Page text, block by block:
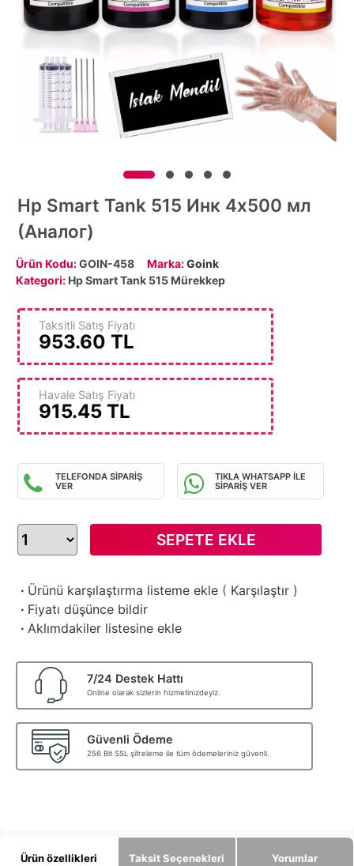
Hp Smart Tank 515 Инк 4x500 мл
(Аналог)
Ürün Kodu:GOIN-458 Marka:Goink
Kategori: Hp Smart Tank 515 Mürekkep
Taksitli Satış Fiyatı
953.60 TL
Havale Satış Fiyatı
915.45 TL
TELEFONDA SİPARİŞ
VER
TIKLA WHATSAPP İLE
SİPARİŞ VER
SEPETE EKLE
· Ürünü karşılaştırma listeme ekle ( Karşılaştır )
· Fiyatı düşünce bildir
· Aklımdakiler listesine ekle
7/24 Destek Hattı
Online olarak sizlerin hizmetinizdeyiz.
Güvenli Ödeme
256 Bit SSL şifreleme ile tüm ödemeleriniz güvenli.
Ürün özellikleri Taksit Seçenekleri Yorumlar